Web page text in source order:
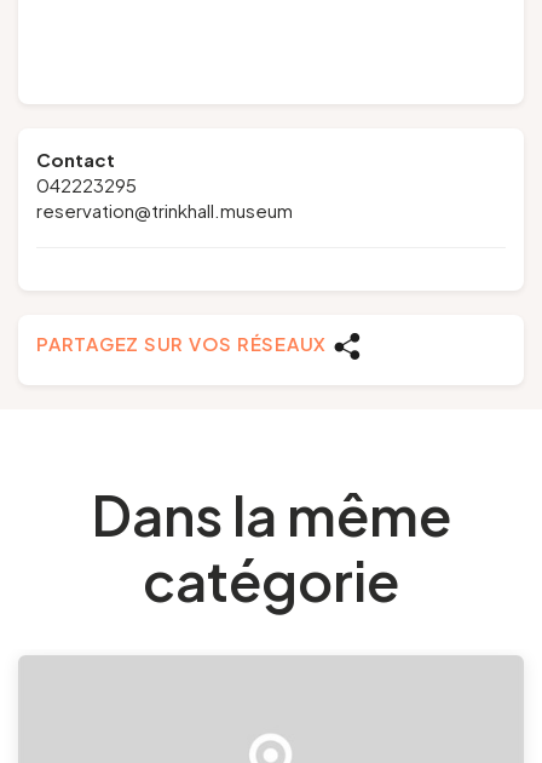
Contact
042223295
reservation@trinkhall.museum
PARTAGEZ SUR VOS RÉSEAUX
Dans la même
catégorie